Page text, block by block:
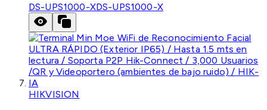
DS-UPS1000-XDS-UPS1000-X
HIKVISION